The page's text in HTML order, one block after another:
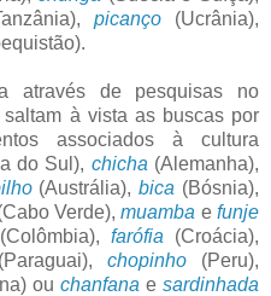
picanço(Ucrânia),
através de pesquisas no
à vista as buscas por
associados à cultura
do Sul), chicha (Alemanha),
(Austrália),bica (Bósnia),
Verde),muamba efunje
farófia (Croácia),
chopinho (Peru),
ou chanfana e sardinhada